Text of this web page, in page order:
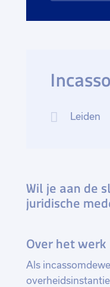
Leiden
Wil je aan de
juridische
Over het werk
Als